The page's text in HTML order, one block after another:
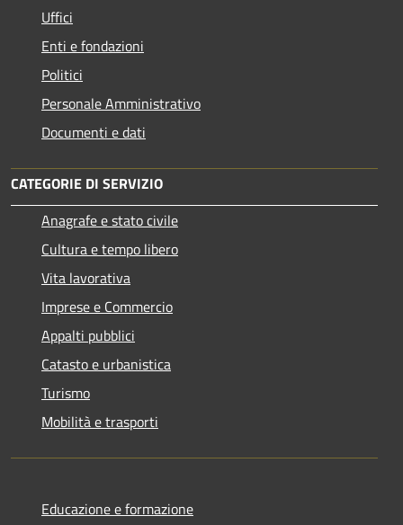
Uffici
Enti e fondazioni
Politici
Personale Amministrativo
Documenti e dati
CATEGORIE DI SERVIZIO
Anagrafe e stato civile
Cultura e tempo libero
Vita lavorativa
Imprese e Commercio
Appalti pubblici
Catasto e urbanistica
Turismo
Mobilità e trasporti
Educazione e formazione